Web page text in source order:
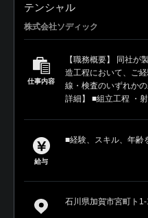
テンシャル
株式会社ソディック
仕事内容
【職務概要】 同社が
造工程において、ご
線・検査のいずれか
詳細】 ■組立工程 ・
給与
■経験、スキル、年齢
石川県加賀市宮町ト1-